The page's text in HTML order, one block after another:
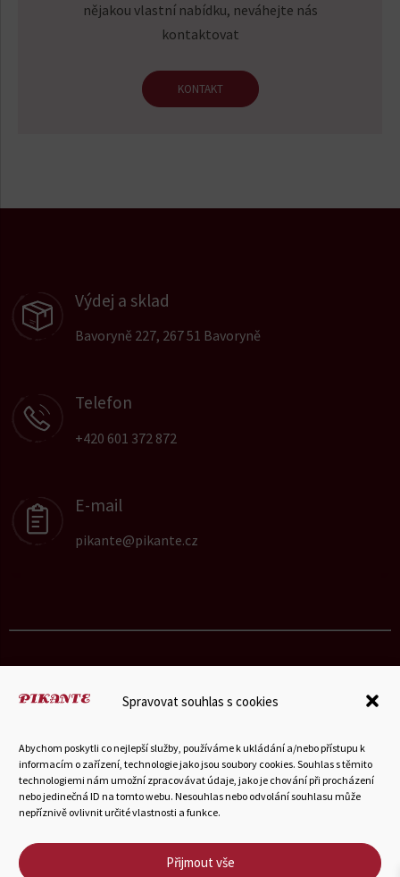
Spravovat souhlas s cookies
Abychom poskytli co nejlepší služby, používáme k ukládání a/nebo přístupu k
informacím o zařízení, technologie jako jsou soubory cookies. Souhlas s těmito
technologiemi nám umožní zpracovávat údaje, jako je chování při procházení
nebo jedinečná ID na tomto webu. Nesouhlas nebo odvolání souhlasu může
nepříznivě ovlivnit určité vlastnosti a funkce.
Přijmout vše
nějakou vlastní nabídku, neváhejte nás
kontaktovat
KONTAKT
Výdej a sklad
Bavoryně 227, 267 51 Bavoryně
Telefon
+420 601 372 872
E-mail
pikante@pikante.cz
Můj účet•Všeobecné obchodní podmínky•Zprávy•
Odstoupení od smlouvy